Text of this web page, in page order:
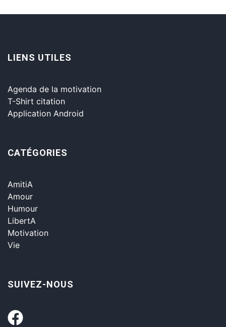
LIENS UTILES
Agenda de la motivation
T-Shirt citation
Application Android
CATÉGORIES
AmitiA
Amour
Humour
LibertA
Motivation
Vie
SUIVEZ-NOUS